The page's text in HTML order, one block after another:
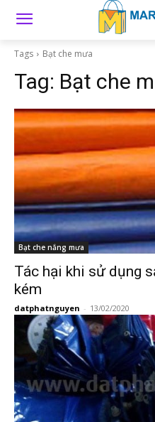
Tags Bạt che mưa
Tag: Bạt che
Bạt che nắng mưa
Tác hại khi sử dụng
kém
datphatnguyen - 13/02/2020